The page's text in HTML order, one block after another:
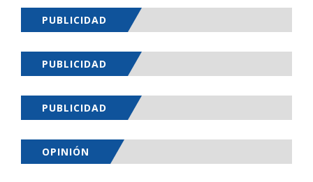
PUBLICIDAD
PUBLICIDAD
PUBLICIDAD
OPINIÓN